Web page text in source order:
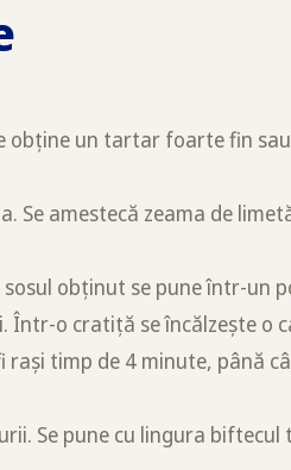
obține un tartar foarte fin
Se amestecă zeama de
obținut se pune într-un
Într-o cratiță se încălzește o
timp de 4 minute, până
Se pune cu lingura